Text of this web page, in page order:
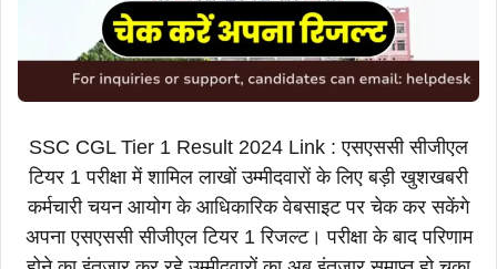
SSC CGL Tier 1 Result 2024 Link : एसएससी सीजीएल
टियर 1 परीक्षा में शामिल लाखों उम्मीदवारों के लिए बड़ी खुशखबरी
कर्मचारी चयन आयोग के आधिकारिक वेबसाइट पर चेक कर सकेंगे
अपना एसएससी सीजीएल टियर 1 रिजल्ट। परीक्षा के बाद परिणाम